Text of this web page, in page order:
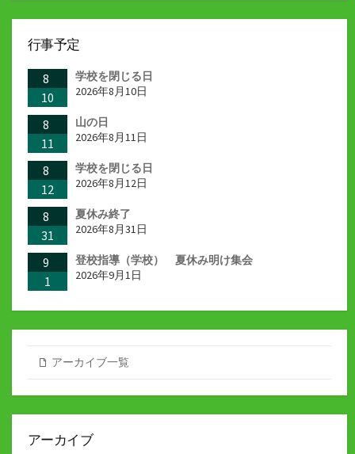
行事予定
8
10
学校を閉じる日
2026年8月10日
8
11
山の日
2026年8月11日
8
12
学校を閉じる日
2026年8月12日
8
31
夏休み終了
2026年8月31日
9
1
登校指導（学校） 夏休み明け集会
2026年9月1日
アーカイブ一覧
アーカイブ